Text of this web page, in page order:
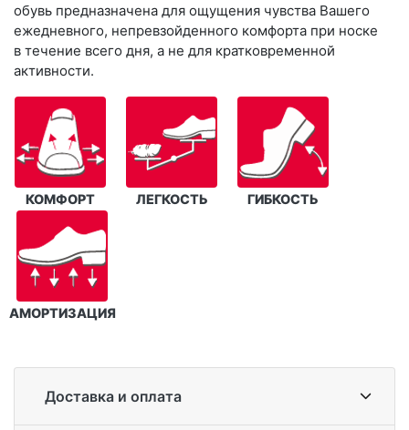
обувь предназначена для ощущения чувства Вашего
ежедневного, непревзойденного комфорта при носке
в течение всего дня, а не для кратковременной
активности.
КОМФОРТ ЛЕГКОСТЬ ГИБКОСТЬ
АМОРТИЗАЦИЯ
Доставка и оплата